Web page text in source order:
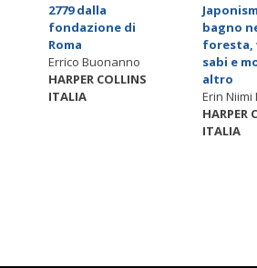
2779 dalla
fondazione di
Roma
Errico Buonanno
HARPER COLLINS
ITALIA
bagno
foresta,
sabi e
altro
Erin
HARPER
ITALIA